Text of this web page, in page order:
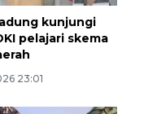
kunjungi
pelajari skema
23:01